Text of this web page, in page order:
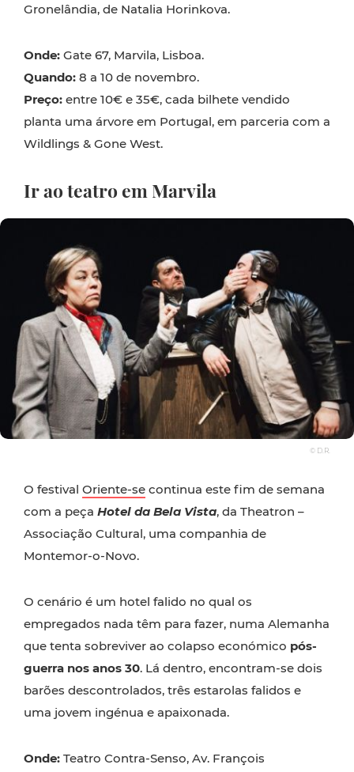
Gronelândia, de Natalia Horinkova.
Onde: Gate 67, Marvila, Lisboa.
Quando: 8 a 10 de novembro.
Preço: entre 10€ e 35€, cada bilhete vendido
planta uma árvore em Portugal, em parceria com a
Wildlings & Gone West.
Ir ao teatro em Marvila
© D.R.
O festival Oriente-se continua este fim de semana
com a peça Hotel da Bela Vista, da Theatron –
Associação Cultural, uma companhia de
Montemor-o-Novo.
O cenário é um hotel falido no qual os
empregados nada têm para fazer, numa Alemanha
que tenta sobreviver ao colapso económico pós-
guerra nos anos 30. Lá dentro, encontram-se dois
barões descontrolados, três estarolas falidos e
uma jovem ingénua e apaixonada.
Onde: Teatro Contra-Senso, Av. François